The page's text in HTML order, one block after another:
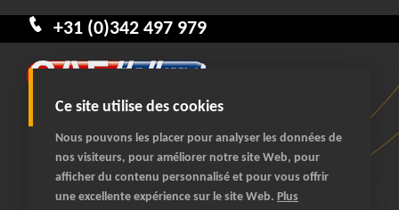
Ce site utilise des cookies
Nous pouvons les placer pour analyser les données de
nos visiteurs, pour améliorer notre site Web, pour
afficher du contenu personnalisé et pour vous offrir
une excellente expérience sur le site Web. Plus
+31 (0)342 497 979
© 2026 SAF-HOLLAND Benelux
tous droits réservés